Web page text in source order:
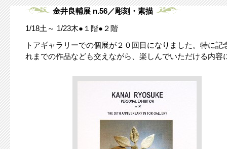
金井良輔展 n.56／彫刻・素描
1/18土～ 1/23木●１階●２階
トアギャラリーでの個展が２０回目になりました。特に
れまでの作品なども交えながら、楽しんでいただける内容